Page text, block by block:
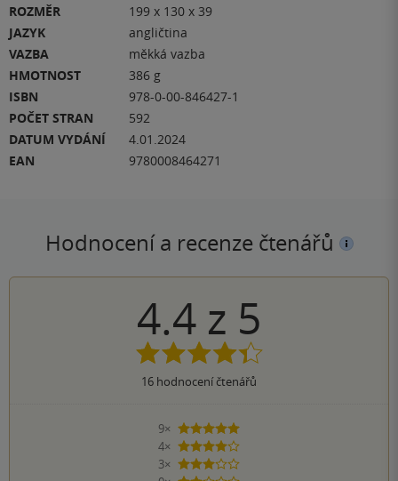
ROZMĚR
199 x 130 x 39
JAZYK
angličtina
VAZBA
měkká vazba
HMOTNOST
386 g
ISBN
978-0-00-846427-1
POČET STRAN
592
DATUM VYDÁNÍ
4.01.2024
EAN
9780008464271
Hodnocení a recenze čtenářů
4.4 z 5
16 hodnocení čtenářů
9×
5 hvězdiček
4×
4 hvězdičky
3×
3 hvězdičky